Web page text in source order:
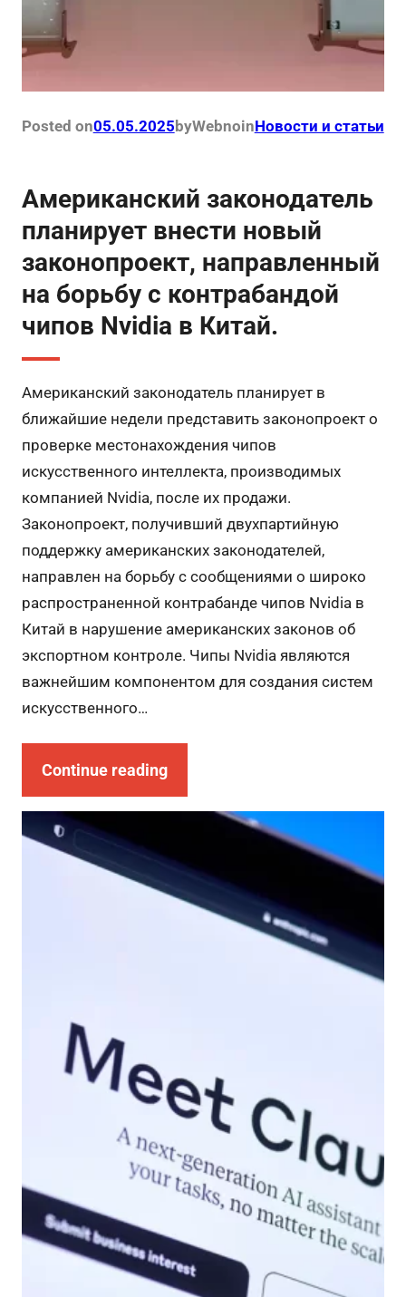
Posted on05.05.2025 byWebnoinНовости и статьи
Американский законодатель
планирует внести новый
законопроект, направленный
на борьбу с контрабандой
чипов Nvidia в Китай.
Американский законодатель планирует в
ближайшие недели представить законопроект о
проверке местонахождения чипов
искусственного интеллекта, производимых
компанией Nvidia, после их продажи.
Законопроект, получивший двухпартийную
поддержку американских законодателей,
направлен на борьбу с сообщениями о широко
распространенной контрабанде чипов Nvidia в
Китай в нарушение американских законов об
экспортном контроле. Чипы Nvidia являются
важнейшим компонентом для создания систем
искусственного…
Continue reading